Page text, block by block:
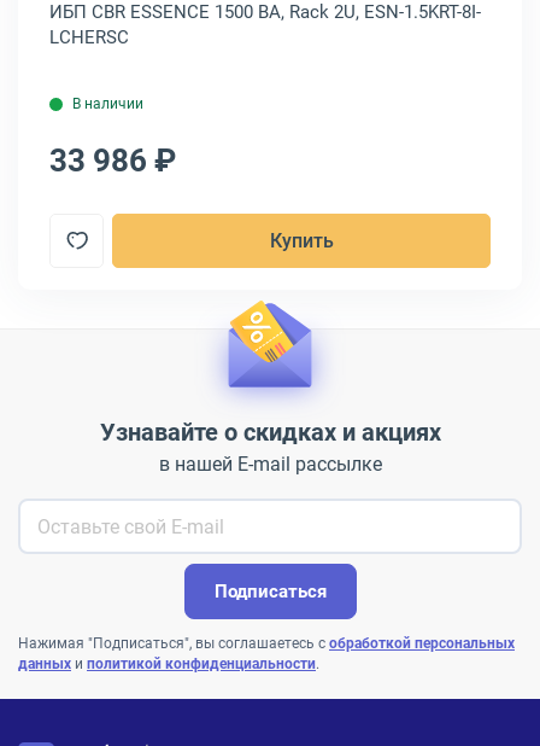
ИБП CBR ESSENCE 1500 ВА, Rack 2U, ESN-1.5KRT-8I-
LCHERSC
В наличии
33 986 ₽
Купить
Узнавайте о скидках и акциях
в нашей E-mail рассылке
Подписаться
Нажимая "Подписаться", вы соглашаетесь с обработкой персональных
данных и политикой конфиденциальности.